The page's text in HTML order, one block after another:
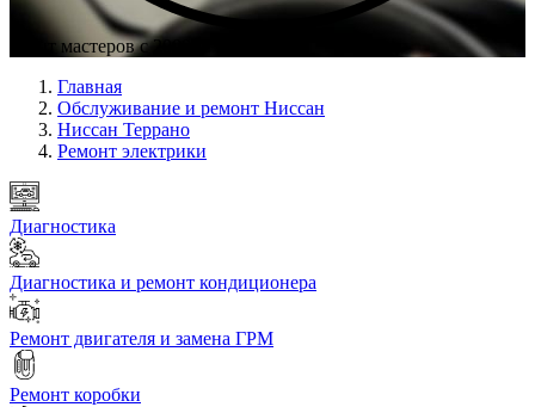
Опыт мастеров с 2009 г.
Главная
Обслуживание и ремонт Ниссан
Ниссан Террано
Ремонт электрики
Диагностика
Диагностика и ремонт кондиционера
Ремонт двигателя и замена ГРМ
Ремонт коробки